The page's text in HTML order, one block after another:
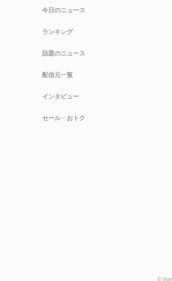
今日のニュース
ランキング
話題のニュース
配信元一覧
インタビュー
セール・おトク
©